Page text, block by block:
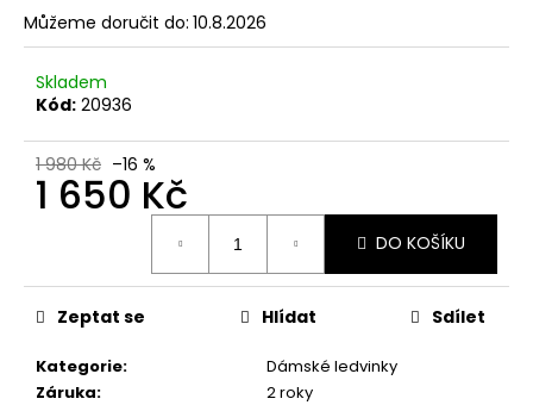
Můžeme doručit do: 10.8.2026
Skladem
Kód: 20936
1 980 Kč –16 %
1 650 Kč
DO KOŠÍKU
Kategorie:
Dámské ledvinky
Záruka:
2 roky
Zeptat se Hlídat Sdílet
D
o
o
j
e
e